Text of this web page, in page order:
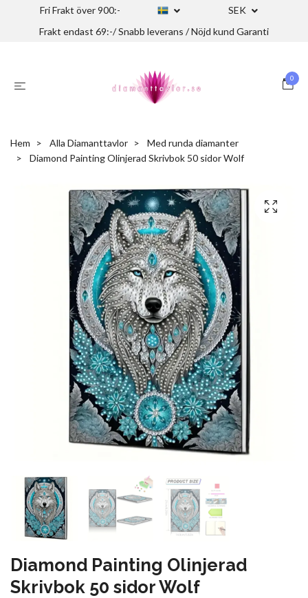
Fri Frakt över 900:-
SEK
Frakt endast 69:-/ Snabb leverans / Nöjd kund Garanti
0
Hem Alla Diamanttavlor
Med runda diamanter
Diamond Painting Olinjerad Skrivbok 50 sidor Wolf
Diamond Painting Olinjerad
Skrivbok 50 sidor Wolf